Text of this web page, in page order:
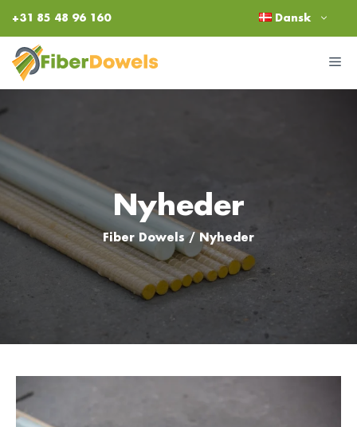
Hop
indhold
+31 85 48 96 160 Dansk
Nyheder
Fiber Dowels/ Nyheder